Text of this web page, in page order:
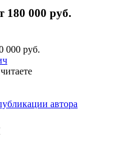
180 000 руб.
автора